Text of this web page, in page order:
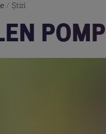
/ Știri